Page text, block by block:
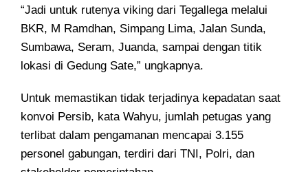
“Jadi untuk rutenya viking dari Tegallega melalui
BKR, M Ramdhan, Simpang Lima, Jalan Sunda,
Sumbawa, Seram, Juanda, sampai dengan titik
lokasi di Gedung Sate,” ungkapnya.
Untuk memastikan tidak terjadinya kepadatan saat
konvoi Persib, kata Wahyu, jumlah petugas yang
terlibat dalam pengamanan mencapai 3.155
personel gabungan, terdiri dari TNI, Polri, dan